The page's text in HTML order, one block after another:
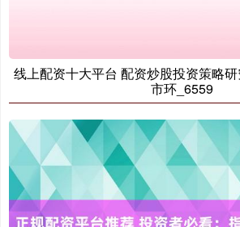
线上配资十大平台 配资炒股投资策略
市环_6559